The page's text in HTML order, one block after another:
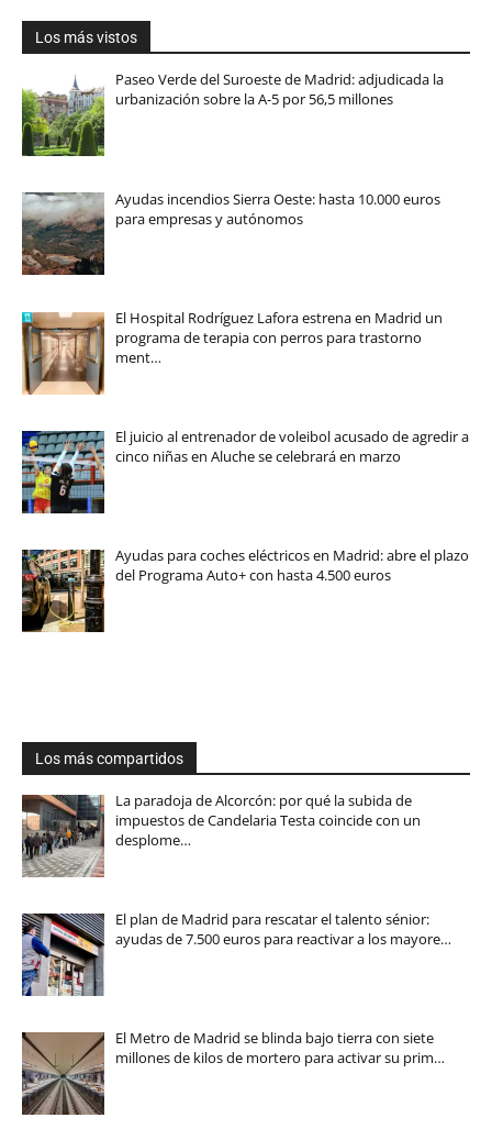
Los más vistos
Paseo Verde del Suroeste de Madrid: adjudicada la
urbanización sobre la A-5 por 56,5 millones
Ayudas incendios Sierra Oeste: hasta 10.000 euros
para empresas y autónomos
El Hospital Rodríguez Lafora estrena en Madrid un
programa de terapia con perros para trastorno
ment…
El juicio al entrenador de voleibol acusado de agredir a
cinco niñas en Aluche se celebrará en marzo
Ayudas para coches eléctricos en Madrid: abre el plazo
del Programa Auto+ con hasta 4.500 euros
Los más compartidos
La paradoja de Alcorcón: por qué la subida de
impuestos de Candelaria Testa coincide con un
desplome…
El plan de Madrid para rescatar el talento sénior:
ayudas de 7.500 euros para reactivar a los mayore…
El Metro de Madrid se blinda bajo tierra con siete
millones de kilos de mortero para activar su prim…